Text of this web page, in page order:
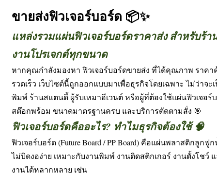
ขายส่งฟิวเจอร์บอร์ด 📦✨
แหล่งรวมแผ่นฟิวเจอร์บอร์ดราคาส่ง สำหรับร้
งานโปรเจกต์ทุกขนาด
หากคุณกำลังมองหา ฟิวเจอร์บอร์ดขายส่ง ที่ได้คุณภาพ ราคา
รวดเร็ว เว็บไซต์นี้ถูกออกแบบมาเพื่อธุรกิจโดยเฉพาะ ไม่ว่าจ
พิมพ์ ร้านสแตนดี้ ผู้รับเหมาอีเวนต์ หรือผู้ที่ต้องใช้แผ่นฟิวเจอร์
สต๊อกพร้อม ขนาดมาตรฐานครบ และบริการตัดตามสั่ง 🎯
ฟิวเจอร์บอร์ดคืออะไร? ทำไมธุรกิจต้องใช้ 🧠
ฟิวเจอร์บอร์ด (Future Board / PP Board) คือแผ่นพลาสติกลูก
ไม่บิดงอง่าย เหมาะกับงานพิมพ์ งานติดสติกเกอร์ งานตั้งโชว์
งานได้หลากหลาย เช่น